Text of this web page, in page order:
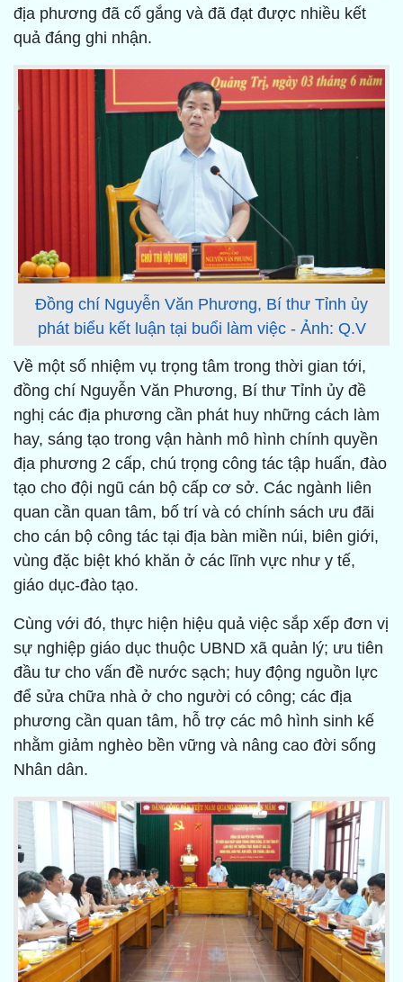
địa phương đã cố gắng và đã đạt được nhiều kết
quả đáng ghi nhận.
Đồng chí Nguyễn Văn Phương, Bí thư Tỉnh ủy
phát biểu kết luận tại buổi làm việc - Ảnh: Q.V
Về một số nhiệm vụ trọng tâm trong thời gian tới,
đồng chí Nguyễn Văn Phương, Bí thư Tỉnh ủy đề
nghị các địa phương cần phát huy những cách làm
hay, sáng tạo trong vận hành mô hình chính quyền
địa phương 2 cấp, chú trọng công tác tập huấn, đào
tạo cho đội ngũ cán bộ cấp cơ sở. Các ngành liên
quan cần quan tâm, bố trí và có chính sách ưu đãi
cho cán bộ công tác tại địa bàn miền núi, biên giới,
vùng đặc biệt khó khăn ở các lĩnh vực như y tế,
giáo dục-đào tạo.
Cùng với đó, thực hiện hiệu quả việc sắp xếp đơn vị
sự nghiệp giáo dục thuộc UBND xã quản lý; ưu tiên
đầu tư cho vấn đề nước sạch; huy động nguồn lực
để sửa chữa nhà ở cho người có công; các địa
phương cần quan tâm, hỗ trợ các mô hình sinh kế
nhằm giảm nghèo bền vững và nâng cao đời sống
Nhân dân.